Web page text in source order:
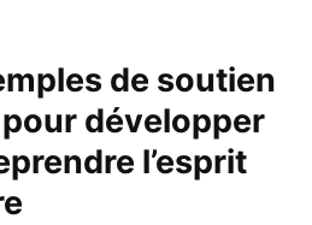
de soutien
développer
l’esprit